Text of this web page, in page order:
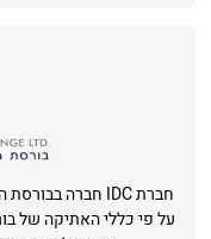
על פי כללי האתיקה של